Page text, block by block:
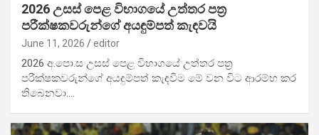
2026 උසස් පෙළ විභාගයේ උත්තර පත්‍ර
පරීක්ෂකවරුන්ගේ අයඳුම්පත් කැඳවයි
June 11, 2026 editor
2026 අ.පො.ස උසස් පෙළ විභාගයේ උත්තර පත්‍ර
පරීක්ෂකවරුන්ගේ අයඳුම්පත් කැඳවීම මේ වන විට ආරම්භ කර
තිබෙනවා.…